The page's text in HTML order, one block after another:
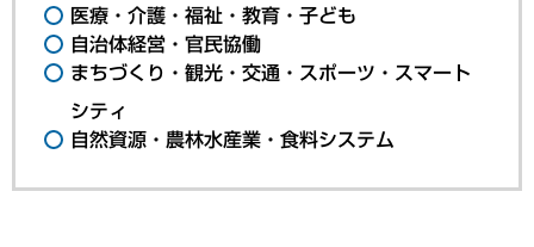
医療・介護・福祉・教育・子ども
自治体経営・官民協働
まちづくり・観光・交通・スポーツ・スマート
シティ
自然資源・農林水産業・食料システム